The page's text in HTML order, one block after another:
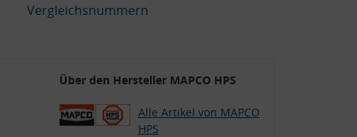
Vergleichsnummern
Über den Hersteller MAPCO HPS
Alle Artikel von MAPCO
HPS